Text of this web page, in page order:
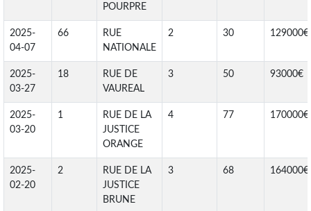
POURPRE
2025-
04-07
66
RUE
NATIONALE
2 30 129000€
2025-
03-27
18
RUE DE
VAUREAL
3 50 93000€
2025-
03-20
1
RUE DE LA
JUSTICE
ORANGE
4 77 170000€
2025-
02-20
2
RUE DE LA
JUSTICE
BRUNE
3 68 164000€